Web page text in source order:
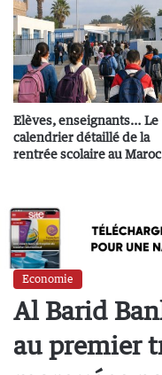
Elèves, enseignants… Le
calendrier détaillé de la
rentrée scolaire au Maroc